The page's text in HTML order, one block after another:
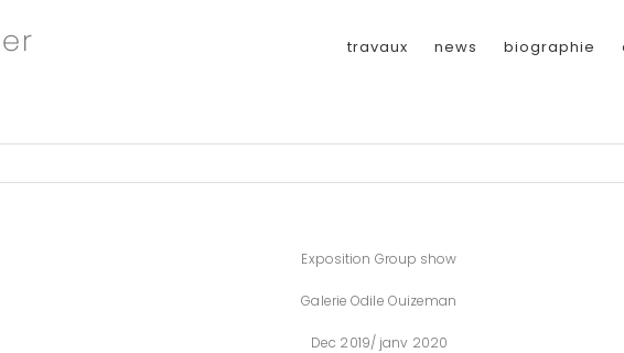
travaux news biographie
Exposition Group show
Galerie Odile Ouizeman
Dec 2019/ janv 2020